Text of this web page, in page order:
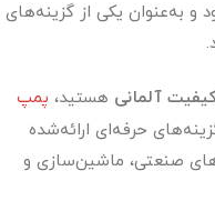
و به‌عنوان یکی از گزینه‌های
آلمانی هستید، پمپ
حرفه‌ای ارائه‌شده
صنعتی، ماشین‌سازی و